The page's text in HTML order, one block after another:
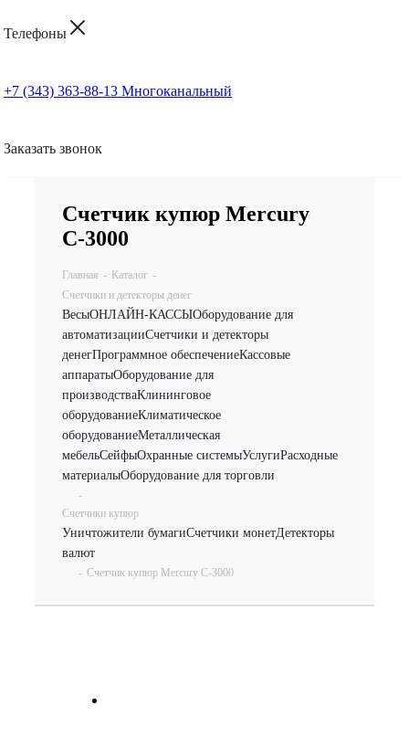
Телефоны
+7 (343) 363-88-13 Многоканальный
Заказать звонок
Счетчик купюр Mercury
С-3000
Главная - Каталог -
Счетчики и детекторы денег
ВесыОНЛАЙН-КАССЫОборудование для
автоматизацииСчетчики и детекторы
денегПрограммное обеспечениеКассовые
аппаратыОборудование для
производстваКлининговое
оборудованиеКлиматическое
оборудованиеМеталлическая
мебельСейфыОхранные системыУслугиРасходные
материалыОборудование для торговли
-
Счетчики купюр
Уничтожители бумагиСчетчики монетДетекторы
валют
- Счетчик купюр Mercury С-3000